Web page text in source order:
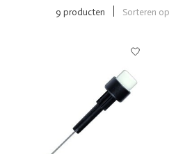
9 producten Sorteren op